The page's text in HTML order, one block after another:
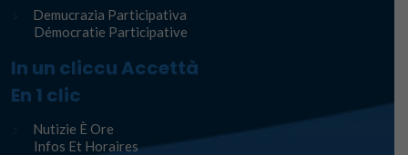
Demucrazia Participativa
Démocratie Participative
In un cliccu Accettà
En 1 clic
Nutizie È Ore
Infos Et Horaires